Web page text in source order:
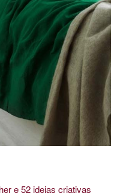
e 52 ideias criativas